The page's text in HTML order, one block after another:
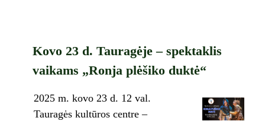
Kovo 23 d. Tauragėje – spektaklis
vaikams „Ronja plėšiko duktė“
2025 m. kovo 23 d. 12 val.
Tauragės kultūros centre –